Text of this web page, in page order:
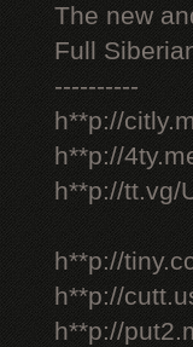
The new
Full
----------
h**p://
h**p://
h**p://tt.vg/
h**p://
h**p://
h**p://